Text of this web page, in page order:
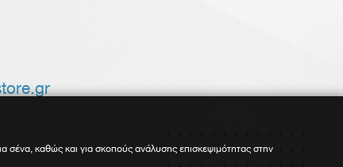
σένα, καθώς και για σκοπούς ανάλυσης επισκεψιμότητας στην